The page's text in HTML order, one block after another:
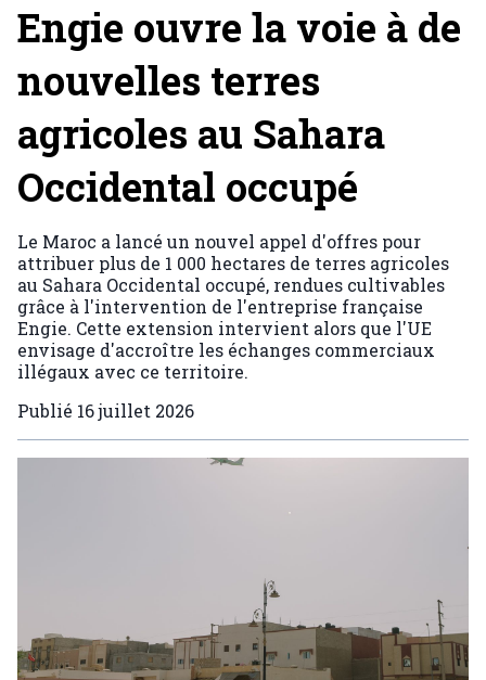
Engie ouvre la voie à de
nouvelles terres
agricoles au Sahara
Occidental occupé
Le Maroc a lancé un nouvel appel d'offres pour
attribuer plus de 1 000 hectares de terres agricoles
au Sahara Occidental occupé, rendues cultivables
grâce à l'intervention de l'entreprise française
Engie. Cette extension intervient alors que l'UE
envisage d'accroître les échanges commerciaux
illégaux avec ce territoire.
Publié 16 juillet 2026